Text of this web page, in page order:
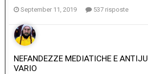
September 11, 2019 537 risposte
NEFANDEZZE MEDIATICHE E
VARIO